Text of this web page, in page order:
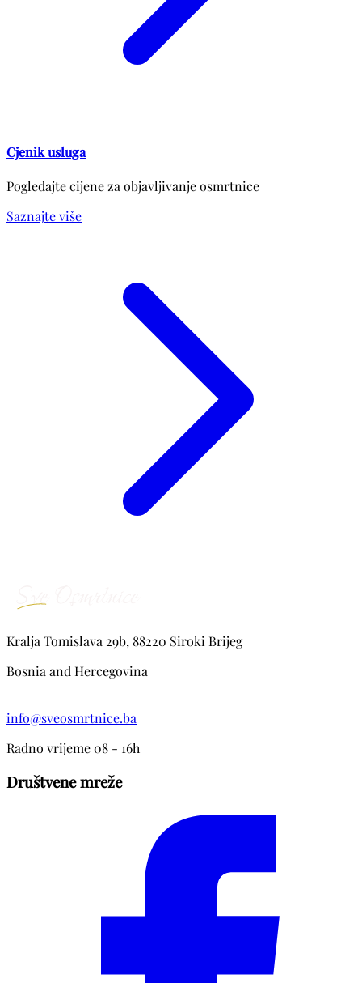
Cjenik usluga
Pogledajte cijene za objavljivanje osmrtnice
Saznajte više
Kralja Tomislava 29b, 88220 Siroki Brijeg
Bosnia and Hercegovina
info@sveosmrtnice.ba
Radno vrijeme 08 - 16h
Društvene mreže